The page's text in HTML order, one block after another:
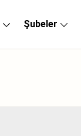
Şubeler